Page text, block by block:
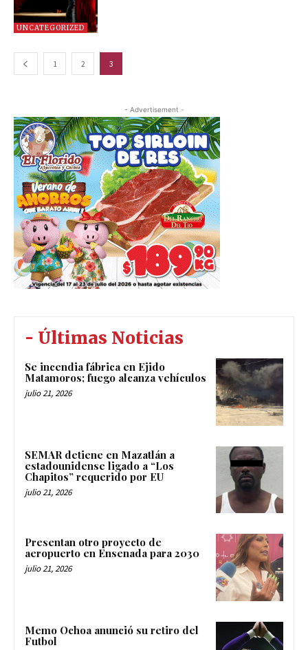
UNCATEGORIZED
1 2 3
- Advertisement -
- Últimas Noticias
Se incendia fábrica en Ejido
Matamoros; fuego alcanza vehículos
julio 21, 2026
SEMAR detiene en Mazatlán a
estadounidense ligado a “Los
Chapitos” requerido por EU
julio 21, 2026
Presentan otro proyecto de
aeropuerto en Ensenada para 2030
julio 21, 2026
Memo Ochoa anunció su retiro del
Futbol